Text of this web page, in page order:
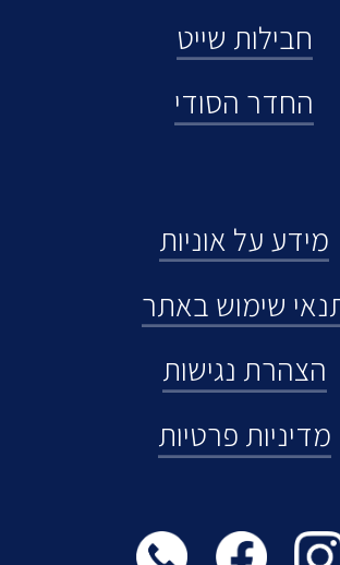
חבילות שייט
החדר הסודי
מידע על אוניות
שימוש באתר
הצהרת נגישות
מדיניות פרטיות